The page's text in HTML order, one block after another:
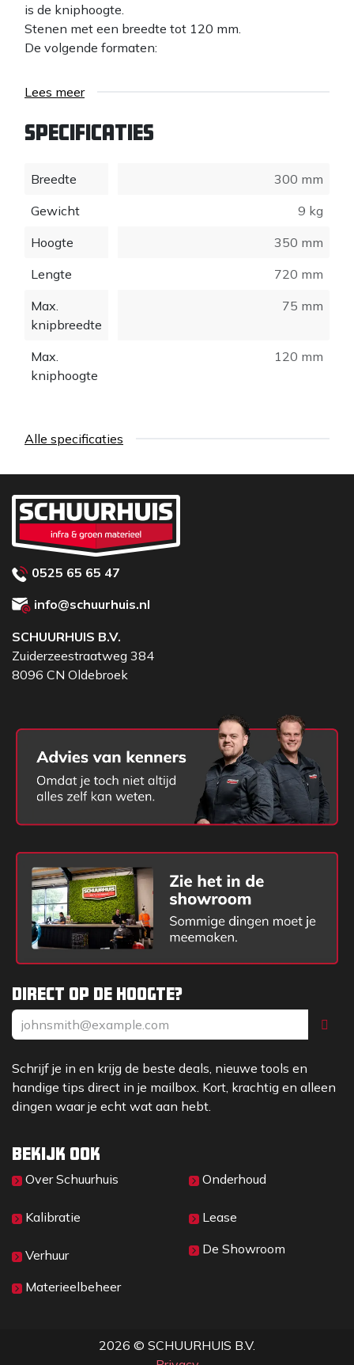
is de kniphoogte.
Stenen met een breedte tot 120 mm.
De volgende formaten:
Vecht: 210 x 100 x 40 mm.
Waal: 210 x 115 x 60 mm.
Met speciaal mes voor bereik (vechtformaat) 35-52
mm.
de buis en een speciaal mes.
Bestudeer de tabel voor de knipformaten op tabblad
Documentatie.
Lees meer
Specificaties
Breedte
300 mm
Gewicht
9 kg
Hoogte
350 mm
Lengte
720 mm
Max.
knipbreedte
75 mm
Max.
kniphoogte
120 mm
Alle specificaties
Direct op de hoogte?
Schrijf je in en krijg de beste deals, nieuwe tools en
handige tips direct in je mailbox. Kort, krachtig en alleen
dingen waar je echt wat aan hebt.
Bekijk ook
Over Sc​huurhuis
Kalibratie
Verhuur
Materieelbeheer
Onderhoud
Lease
De Showroom
0525 65 65 47
info@schuurhuis.nl
SCHUURHUIS B.V.
Zuiderzeestraatweg 384
8096 CN Oldebroek
2026 © SCHUURHUIS B.V.